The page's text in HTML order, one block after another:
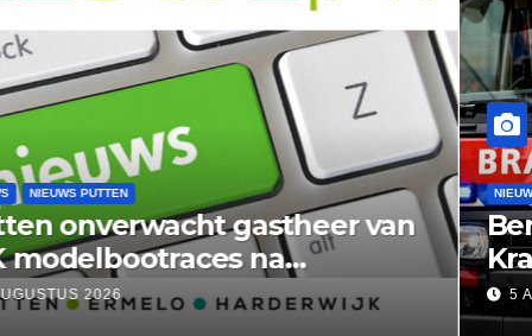
NIEUWS PUTTEN
Bermbrand langs
Krachtighuizerweg in Putten
5 AUGUSTUS 2026